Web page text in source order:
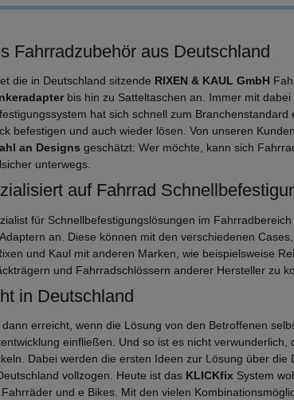
Fahrradzubehör aus Deutschland
die in Deutschland sitzende RIXEN & KAUL GmbH
bis hin zu Satteltaschen an. Immer mit dabei
hat sich schnell zum
befestigen und auch wieder lösen. Von unseren
an Designs geschätzt: Wer möchte, kann sich
unterwegs.
auf Fahrrad
für Schnellbefestigungslösungen im
an. Diese können mit den verschiedenen
und Kaul mit anderen Marken, wie beispielsweise
und Fahrradschlössern anderer Hersteller zu
in Deutschland
erreicht, wenn die Lösung von den Betroffenen
einfließen. Und so ist es nicht verwunderlich,
Dabei werden die ersten Ideen zur Lösung über die
vollzogen. Heute ist das KLICKfix System
und e Bikes. Mit den vielen